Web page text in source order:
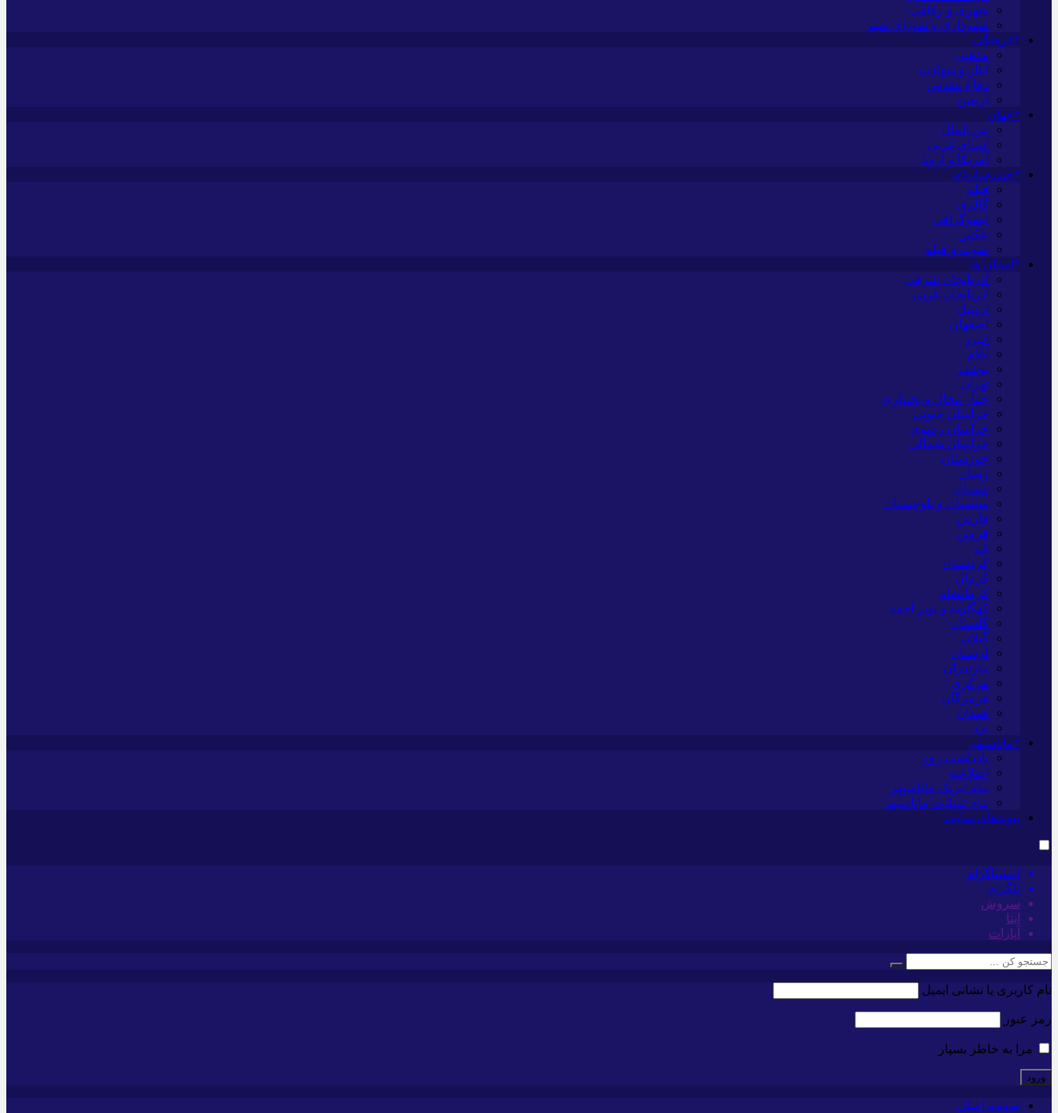
شهری و رفاهی
شهرداری و شورای شهر
*فرهنگی
مذهبی
ایثار و شهادت
دفاع مقدس
اربعین
*جهان
بین الملل
آسیای غربی
آمریکا و اروپا
*چندرسانه‌ای
فیلم
گالری
اینفوگرافی
عکس
صوت و فیلم
*استان ها
آذربایجان شرقی
آذربایجان غربی
اردبیل
اصفهان
البرز
ایلام
بوشهر
تهران
چهار محال و بختیاری
خراسان جنوبی
خراسان رضوی
خراسان شمالی
خوزستان
زنجان
سمنان
سیستان و بلوچستان
فارس
قزوین
قم
کردستان
کرمان
کرمانشاه
کهگلویه و بویر احمد
گلستان
گیلان
لرستان
مازندران
مرکزی
هرمزگان
همدان
یزد
*ماناسپهر
یادداشت روز
اطلاعیه
پیام تبریک ماناسپهر
پیام تسلیت ماناسپهر
پیوندهای سایت
اینستاگرام
تلگرام
سروش
ایتا
آپارات
نام کاربری یا نشانی ایمیل
رمز عبور
مرا به خاطر بسپار
صفحه اصلی